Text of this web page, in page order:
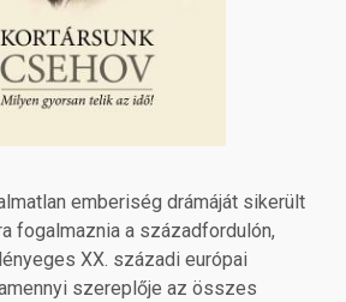
emberiség drámáját sikerült
fogalmaznia a századfordulón,
XX. századi európai
szereplője az összes